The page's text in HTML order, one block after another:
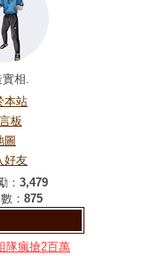
相.
本站
板
圖
好友
： 3,479
： 875
隊瘋搶2百萬